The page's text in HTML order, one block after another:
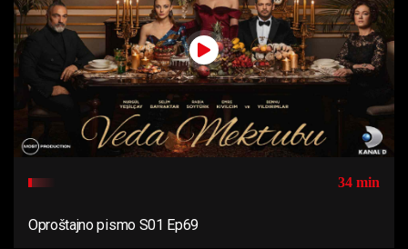
34 min
Oproštajno pismo S01 Ep69